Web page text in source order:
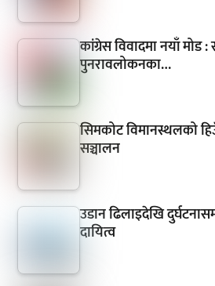
कांग्रेस विवादमा नयाँ मोड :
पुनरावलोकनका…
सिमकोट विमानस्थलको
सञ्चालन
उडान ढिलाइदेखि
दायित्व